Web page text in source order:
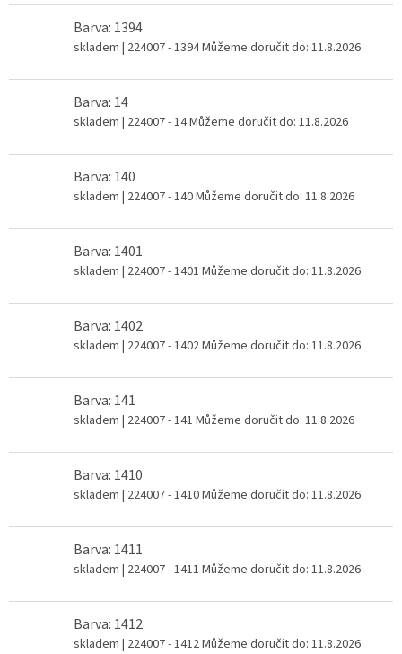
Barva: 1394
skladem | 224007 - 1394Můžeme doručit do: 11.8.2026
Barva: 14
skladem | 224007 - 14Můžeme doručit do: 11.8.2026
Barva: 140
skladem | 224007 - 140Můžeme doručit do: 11.8.2026
Barva: 1401
skladem | 224007 - 1401 Můžeme doručit do: 11.8.2026
Barva: 1402
skladem | 224007 - 1402Můžeme doručit do: 11.8.2026
Barva: 141
skladem | 224007 - 141 Můžeme doručit do: 11.8.2026
Barva: 1410
skladem | 224007 - 1410Můžeme doručit do: 11.8.2026
Barva: 1411
skladem | 224007 - 1411 Můžeme doručit do: 11.8.2026
Barva: 1412
skladem | 224007 - 1412Můžeme doručit do: 11.8.2026